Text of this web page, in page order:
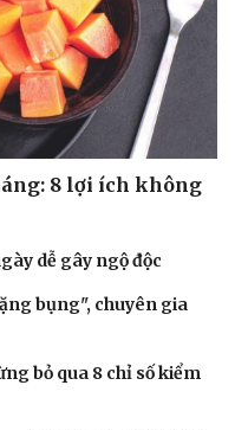
giống tâm hồn
8 lợi ích không
dễ gây ngộ độc
bụng", chuyên gia
bỏ qua 8 chỉ số kiểm